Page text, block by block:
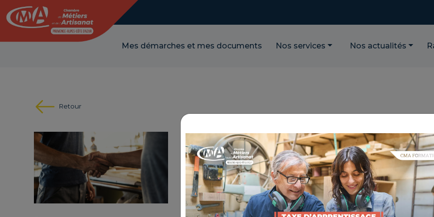
Mes démarches et mes documents Nos services Nos actualités
Retour
TROUVEZ UN REPRENEUR
RÉFÉRENCE : 7.2.1
THÉMATIQUE : TRANSMETTRE MON
Panneau de gestion des cookies